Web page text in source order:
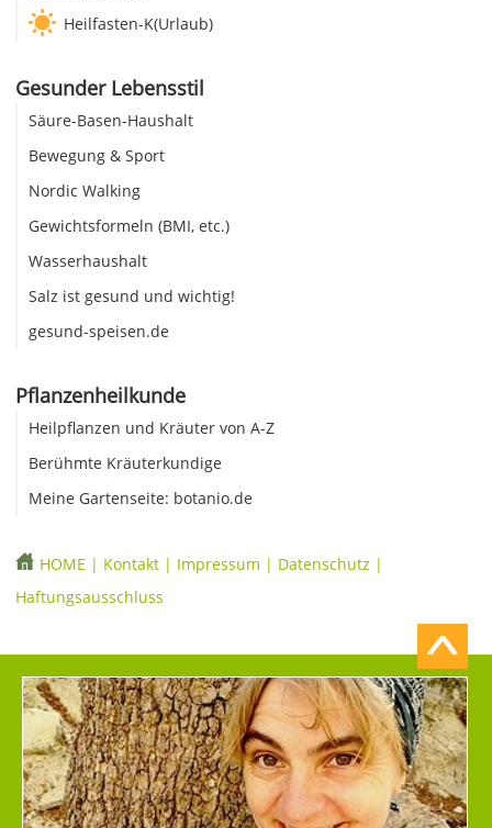
Heilfasten-K(Urlaub)
Gesunder Lebensstil
Säure-Basen-Haushalt
Bewegung & Sport
Nordic Walking
Gewichtsformeln (BMI, etc.)
Wasserhaushalt
Salz ist gesund und wichtig!
gesund-speisen.de
Pflanzenheilkunde
Heilpflanzen und Kräuter von A-Z
Berühmte Kräuterkundige
Meine Gartenseite: botanio.de
HOME | Kontakt | Impressum | Datenschutz |
Haftungsausschluss